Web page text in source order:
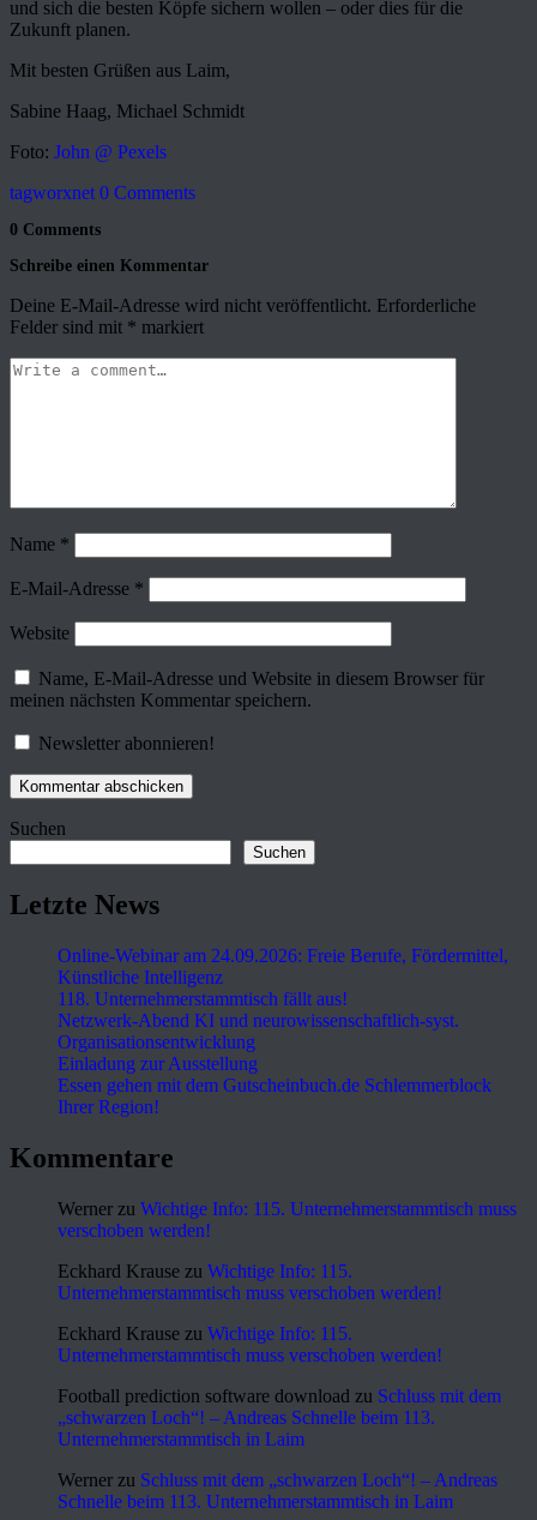
und sich die besten Köpfe sichern wollen – oder dies für die
Zukunft planen.
Mit besten Grüßen aus Laim,
Sabine Haag, Michael Schmidt
Foto: John @ Pexels
tagworxnet 0 Comments
0 Comments
Schreibe einen Kommentar
Deine E-Mail-Adresse wird nicht veröffentlicht. Erforderliche
Felder sind mit * markiert
Name *
E-Mail-Adresse *
Website
Name, E-Mail-Adresse und Website in diesem Browser für
meinen nächsten Kommentar speichern.
Newsletter abonnieren!
Suchen
Suchen
Letzte News
Online-Webinar am 24.09.2026: Freie Berufe, Fördermittel,
Künstliche Intelligenz
118. Unternehmerstammtisch fällt aus!
Netzwerk-Abend KI und neurowissenschaftlich-syst.
Organisationsentwicklung
Einladung zur Ausstellung
Essen gehen mit dem Gutscheinbuch.de Schlemmerblock
Ihrer Region!
Kommentare
Werner zu Wichtige Info: 115. Unternehmerstammtisch muss
verschoben werden!
Eckhard Krause zu Wichtige Info: 115.
Unternehmerstammtisch muss verschoben werden!
Eckhard Krause zu Wichtige Info: 115.
Unternehmerstammtisch muss verschoben werden!
Football prediction software download zu Schluss mit dem
„schwarzen Loch“! – Andreas Schnelle beim 113.
Unternehmerstammtisch in Laim
Werner zu Schluss mit dem „schwarzen Loch“! – Andreas
Schnelle beim 113. Unternehmerstammtisch in Laim